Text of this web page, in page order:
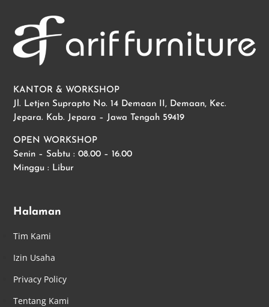
KANTOR & WORKSHOP
Jl. Letjen Suprapto No. 14 Demaan II, Demaan, Kec.
Jepara. Kab. Jepara – Jawa Tengah 59419
OPEN WORKSHOP
Senin – Sabtu : 08.00 – 16.00
Minggu : Libur
Halaman
Tim Kami
Izin Usaha
Privacy Policy
Tentang Kami